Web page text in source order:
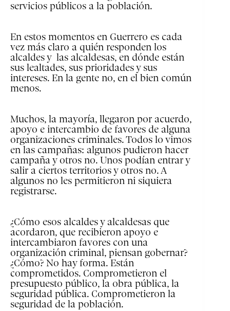
servicios públicos a la población.
En estos momentos en Guerrero es cada
vez más claro a quién responden los
alcaldes y las alcaldesas, en dónde están
sus lealtades, sus prioridades y sus
intereses. En la gente no, en el bien común
menos.
Muchos, la mayoría, llegaron por acuerdo,
apoyo e intercambio de favores de alguna
organizaciones criminales. Todos lo vimos
en las campañas: algunos pudieron hacer
campaña y otros no. Unos podían entrar y
salir a ciertos territorios y otros no. A
algunos no les permitieron ni siquiera
registrarse.
¿Cómo esos alcaldes y alcaldesas que
acordaron, que recibieron apoyo e
intercambiaron favores con una
organización criminal, piensan gobernar?
¿Cómo? No hay forma. Están
comprometidos. Comprometieron el
presupuesto público, la obra pública, la
seguridad pública. Comprometieron la
seguridad de la población.